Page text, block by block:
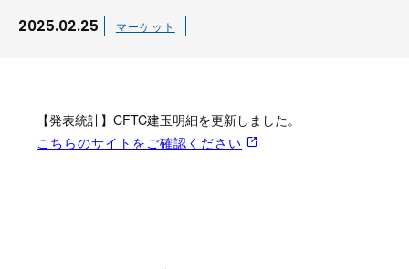
2025.02.25 マーケット
【発表統計】CFTC建玉明細を更新しました。
こちらのサイトをご確認ください